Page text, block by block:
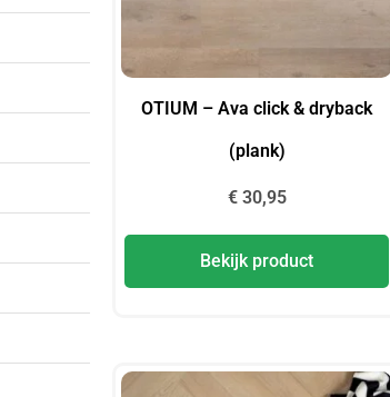
OTIUM – Ava click & dryback
(plank)
€30,95
Bekijk product